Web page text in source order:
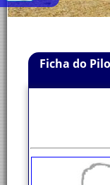
Ficha do